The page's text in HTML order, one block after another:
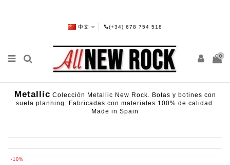
中文 (+34) 678 754 518
0
Metallic Colección Metallic New Rock. Botas y botines con
suela planning. Fabricadas con materiales 100% de calidad.
Made in Spain
-10%